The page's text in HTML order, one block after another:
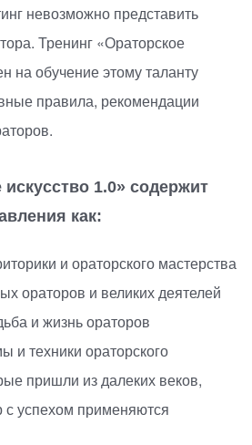
невозможно представить
Тренинг «Ораторское
на обучение этому таланту
правила, рекомендации
1.0» содержит
как:
и ораторского мастерства
ораторов и великих деятелей
и жизнь ораторов
и техники ораторского
пришли из далеких веков,
с успехом применяются